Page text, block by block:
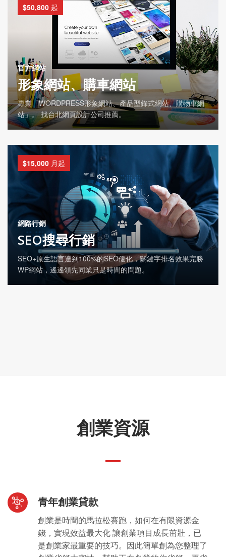
$50,800 起
官方網站
形象網站、購車網站
專業「WORDPRESS形象網站、產品型錄式網站、購物車網
站」。 找台北網頁設計公司推薦。
$15,000 月起
網路行銷
SEO搜尋行銷
SEO+原生語言達到100%的SEO優化，關鍵字排名效果完勝
WP網站，遙遙領先同業只是時間的問題。
創業資源
青年創業貸款
創業是時間的馬拉松賽跑，如何在有限資源金
錢，實現效益最大化 讓創業項目成長茁壯，已
是創業家最重要的技巧。因此簡單創為您整理了